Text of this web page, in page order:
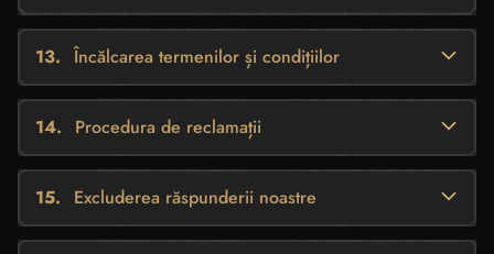
Încălcarea termenilor și condițiilor
Procedura de reclamații
Excluderea răspunderii noastre